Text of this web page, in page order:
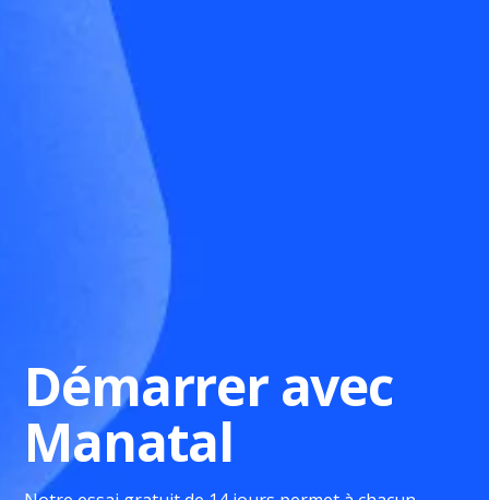
Démarrer avec
Manatal